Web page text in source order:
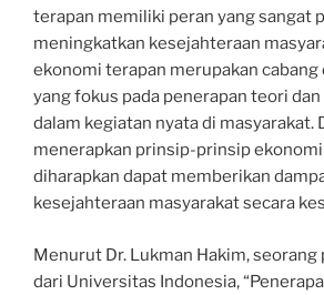
terapan memiliki peran yang sangat
meningkatkan kesejahteraan
ekonomi terapan merupakan
yang fokus pada penerapan teori
dalam kegiatan nyata di masyarakat.
menerapkan prinsip-prinsip
diharapkan dapat memberikan
kesejahteraan masyarakat secara
Menurut Dr. Lukman Hakim, seorang
dari Universitas Indonesia,